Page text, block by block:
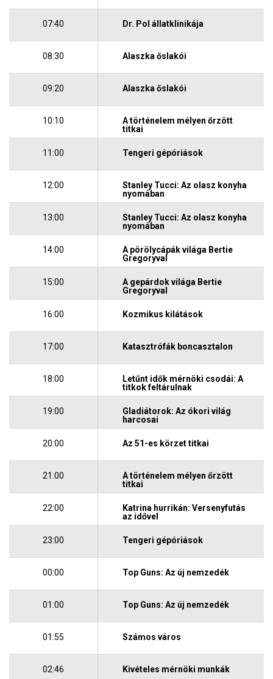
07:40 Dr. Pol állatklinikája
08:30 Alaszka őslakói
09:20 Alaszka őslakói
10:10
A történelem mélyen őrzött
titkai
11:00 Tengeri gépóriások
12:00
Stanley Tucci: Az olasz konyha
nyomában
13:00
Stanley Tucci: Az olasz konyha
nyomában
14:00
A pörölycápák világa Bertie
Gregoryval
15:00
A gepárdok világa Bertie
Gregoryval
16:00 Kozmikus kilátások
17:00 Katasztrófák boncasztalon
18:00
Letűnt idők mérnöki csodái: A
titkok feltárulnak
19:00
Gladiátorok: Az ókori világ
harcosai
20:00 Az 51-es körzet titkai
21:00
A történelem mélyen őrzött
titkai
22:00
Katrina hurrikán: Versenyfutás
az idővel
23:00 Tengeri gépóriások
00:00 Top Guns: Az új nemzedék
01:00 Top Guns: Az új nemzedék
01:55 Számos város
02:46 Kivételes mérnöki munkák